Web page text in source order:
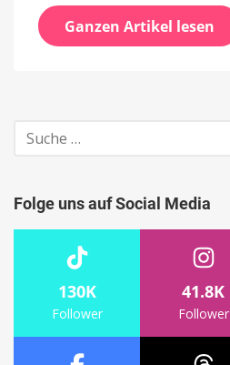
Ganzen Artikel lesen
Suche
nach:
Folge uns auf Social Media
130K
Follower
41.8K
Follower